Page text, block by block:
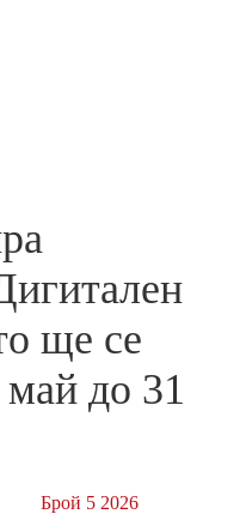
ще се
май до 31
Брой 5 2026